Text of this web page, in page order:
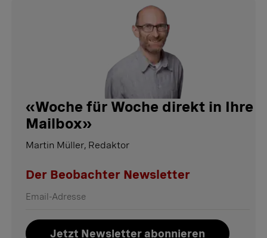
«Woche für Woche direkt in Ihre
Mailbox»
Martin Müller, Redaktor
Der Beobachter Newsletter
Jetzt Newsletter abonnieren